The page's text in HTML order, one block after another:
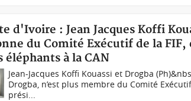
d'Ivoire : Jean Jacques Koffi
du Comité Exécutif de la
éléphants à la CAN
Jean-Jacques Koffi Kouassi et Drogba
Drogba, n’est plus membre du Comité
prési...